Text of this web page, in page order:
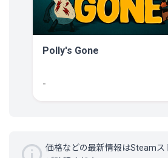
Polly's Gone
-
価格などの最新情報はSteamス